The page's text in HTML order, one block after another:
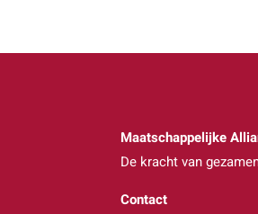
Maatschappelijke
De kracht van
Contact